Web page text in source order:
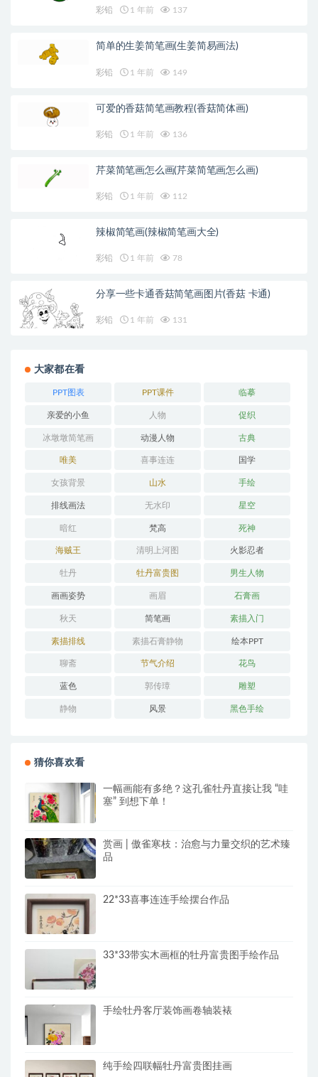
彩铅 1 年前 137
简单的生姜简笔画(生姜简易画法)
彩铅 1 年前 149
可爱的香菇简笔画教程(香菇简体画)
彩铅 1 年前 136
芹菜简笔画怎么画(芹菜简笔画怎么画)
彩铅 1 年前 112
辣椒简笔画(辣椒简笔画大全)
彩铅 1 年前 78
分享一些卡通香菇简笔画图片(香菇 卡通)
彩铅 1 年前 131
大家都在看
PPT图表 PPT课件 临摹
亲爱的小鱼 人物 促织
冰墩墩简笔画 动漫人物 古典
唯美 喜事连连 国学
女孩背景 山水 手绘
排线画法 无水印 星空
暗红 梵高 死神
海贼王 清明上河图 火影忍者
牡丹 牡丹富贵图 男生人物
画画姿势 画眉 石膏画
秋天 简笔画 素描入门
素描排线 素描石膏静物 绘本PPT
聊斋 节气介绍 花鸟
蓝色 郭传璋 雕塑
静物 风景 黑色手绘
猜你喜欢看
一幅画能有多绝？这孔雀牡丹直接让我 “哇
塞” 到想下单！
赏画 | 傲雀寒枝：治愈与力量交织的艺术臻
品
22*33喜事连连手绘摆台作品
33*33带实木画框的牡丹富贵图手绘作品
手绘牡丹客厅装饰画卷轴装裱
纯手绘四联幅牡丹富贵图挂画